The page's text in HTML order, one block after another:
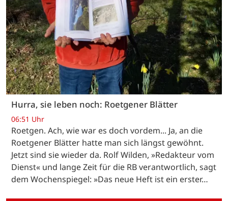
Hurra, sie leben noch: Roetgener Blätter
06:51 Uhr
Roetgen. Ach, wie war es doch vordem... Ja, an die
Roetgener Blätter hatte man sich längst gewöhnt.
Jetzt sind sie wieder da. Rolf Wilden, »Redakteur vom
Dienst« und lange Zeit für die RB verantwortlich, sagt
dem Wochenspiegel: »Das neue Heft ist ein erster…